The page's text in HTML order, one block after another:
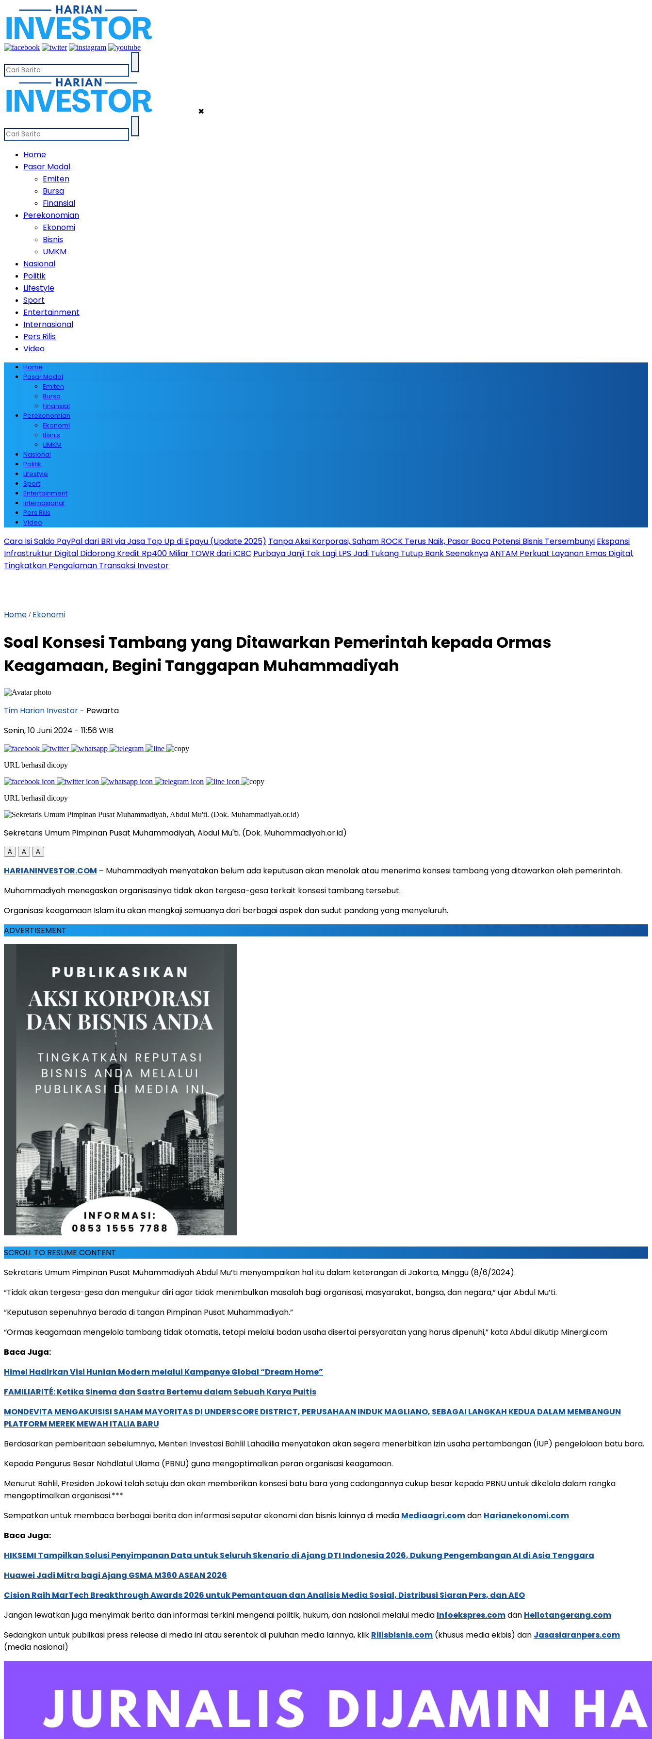
✖
Home
Pasar Modal
Emiten
Bursa
Finansial
Perekonomian
Ekonomi
Bisnis
UMKM
Nasional
Politik
Lifestyle
Sport
Entertainment
Internasional
Pers Rilis
Video
Home
Pasar Modal
Emiten
Bursa
Finansial
Perekonomian
Ekonomi
Bisnis
UMKM
Nasional
Politik
Lifestyle
Sport
Entertainment
Internasional
Pers Rilis
Video
Cara Isi Saldo PayPal dari BRI via Jasa Top Up di Epayu (Update 2025) Tanpa Aksi Korporasi, Saham ROCK Terus Naik, Pasar Baca Potensi Bisnis Tersembunyi Ekspansi
Infrastruktur Digital Didorong Kredit Rp400 Miliar TOWR dari ICBC Purbaya Janji Tak Lagi LPS Jadi Tukang Tutup Bank SeenaknyaANTAM Perkuat Layanan Emas Digital,
Tingkatkan Pengalaman Transaksi Investor
Home / Ekonomi
Soal Konsesi Tambang yang Ditawarkan Pemerintah kepada Ormas
Keagamaan, Begini Tanggapan Muhammadiyah
Tim Harian Investor - Pewarta
Senin, 10 Juni 2024 - 11:56 WIB
URL berhasil dicopy
URL berhasil dicopy
Sekretaris Umum Pimpinan Pusat Muhammadiyah, Abdul Mu'ti. (Dok. Muhammadiyah.or.id)
A A A
HARIANINVESTOR.COM – Muhammadiyah menyatakan belum ada keputusan akan menolak atau menerima konsesi tambang yang ditawarkan oleh pemerintah.
Muhammadiyah menegaskan organisasinya tidak akan tergesa-gesa terkait konsesi tambang tersebut.
Organisasi keagamaan Islam itu akan mengkaji semuanya dari berbagai aspek dan sudut pandang yang menyeluruh.
ADVERTISEMENT
SCROLL TO RESUME CONTENT
Sekretaris Umum Pimpinan Pusat Muhammadiyah Abdul Mu’ti menyampaikan hal itu dalam keterangan di Jakarta, Minggu (8/6/2024).
“Tidak akan tergesa-gesa dan mengukur diri agar tidak menimbulkan masalah bagi organisasi, masyarakat, bangsa, dan negara,” ujar Abdul Mu’ti.
“Keputusan sepenuhnya berada di tangan Pimpinan Pusat Muhammadiyah.”
“Ormas keagamaan mengelola tambang tidak otomatis, tetapi melalui badan usaha disertai persyaratan yang harus dipenuhi,” kata Abdul dikutip Minergi.com
Baca Juga:
Himel Hadirkan Visi Hunian Modern melalui Kampanye Global “Dream Home”
FAMILIARITÉ: Ketika Sinema dan Sastra Bertemu dalam Sebuah Karya Puitis
MONDEVITA MENGAKUISISI SAHAM MAYORITAS DI UNDERSCORE DISTRICT, PERUSAHAAN INDUK MAGLIANO, SEBAGAI LANGKAH KEDUA DALAM MEMBANGUN
PLATFORM MEREK MEWAH ITALIA BARU
Berdasarkan pemberitaan sebelumnya, Menteri Investasi Bahlil Lahadilia menyatakan akan segera menerbitkan izin usaha pertambangan (IUP) pengelolaan batu bara.
Kepada Pengurus Besar Nahdlatul Ulama (PBNU) guna mengoptimalkan peran organisasi keagamaan.
Menurut Bahlil, Presiden Jokowi telah setuju dan akan memberikan konsesi batu bara yang cadangannya cukup besar kepada PBNU untuk dikelola dalam rangka
mengoptimalkan organisasi.***
Sempatkan untuk membaca berbagai berita dan informasi seputar ekonomi dan bisnis lainnya di media Mediaagri.comdan Harianekonomi.com
Baca Juga:
HIKSEMI Tampilkan Solusi Penyimpanan Data untuk Seluruh Skenario di Ajang DTI Indonesia 2026, Dukung Pengembangan AI di Asia Tenggara
Huawei Jadi Mitra bagi Ajang GSMA M360 ASEAN 2026
Cision Raih MarTech Breakthrough Awards 2026 untuk Pemantauan dan Analisis Media Sosial, Distribusi Siaran Pers, dan AEO
Jangan lewatkan juga menyimak berita dan informasi terkini mengenai politik, hukum, dan nasional melalui media Infoekspres.comdan Hellotangerang.com
Sedangkan untuk publikasi press release di media ini atau serentak di puluhan media lainnya, klik Rilisbisnis.com (khusus media ekbis) dan Jasasiaranpers.com
(media nasional)